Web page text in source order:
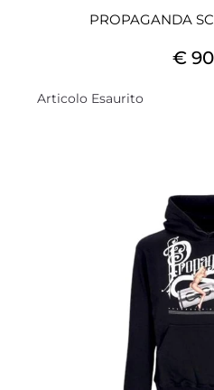
PROPAGANDA
€
Articolo Esaurito